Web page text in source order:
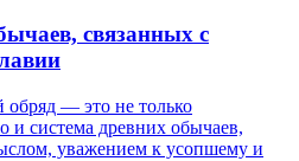
связанных с
— это не только
и система древних обычаев,
уважением к усопшему и